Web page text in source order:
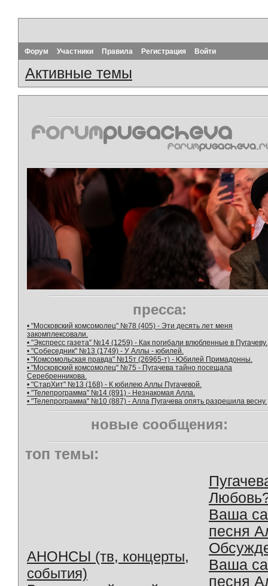
Форум Участники Правила Регистрация Войти
Активные темы
пресса:
• "Московский комсомолец" №78 (405) - Эти десять лет меня
закомплексовали.
• "Экспресс газета" №14 (1259) - Как погибали влюбленные в Пугачеву.
• "Собеседник" №13 (1749) - У Аллы - юбилей.
• "Комсомольская правда" №15т (26965-т) - Юбилей Примадонны.
• "Московский комсомолец" №75 - Пугачева тайно посещала
Серебренникова.
• "СтарХит" №13 (168) - К юбилею Аллы Пугачевой.
• "Телепрограмма" №14 (891) - Незнакомая Алла.
• "Телепрограмма" №10 (887) - Алла Пугачева опять разрешила весну.
новые сообщения:
топ темы:
АНОНСЫ (тв, концерты,
события)
Ваша
песня
Ваша
песня